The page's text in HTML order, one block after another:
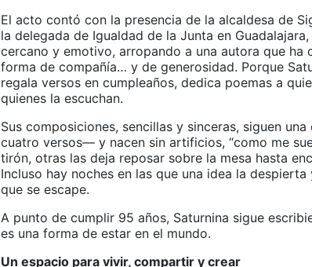
El acto contó con la presencia de la alcaldesa de
la delegada de Igualdad de la Junta en
cercano y emotivo, arropando a una autora que ha
forma de compañía… y de generosidad. Porque
regala versos en cumpleaños, dedica poemas a
quienes la escuchan.
Sus composiciones, sencillas y sinceras, siguen
cuatro versos— y nacen sin artificios, “como me
tirón, otras las deja reposar sobre la mesa hasta
Incluso hay noches en las que una idea la
que se escape.
A punto de cumplir 95 años, Saturnina sigue
es una forma de estar en el mundo.
Un espacio para vivir, compartir y crear